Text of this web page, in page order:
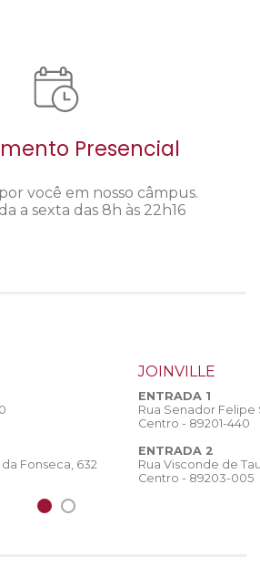
Presencial
você em nosso câmpus.
a sexta das 8h às 22h16
Fonseca, 632
JOINVILLE
ENTRADA 1
Rua Senador
Centro - 89201-440
ENTRADA 2
Rua Visconde de
Centro - 89203-005